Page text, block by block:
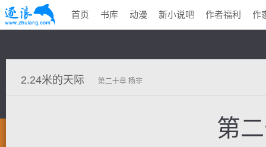
首页 书库 动漫 新小说吧 作者福利 作
2.24米的天际 第二十章 杨非
第